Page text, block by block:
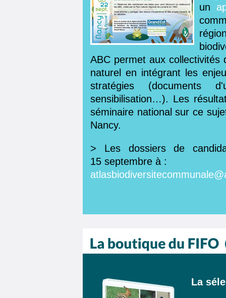
un
ABC permet aux collectivités
naturel en intégrant les
stratégies (documents
sensibilisation…). Les
séminaire national sur ce
Nancy.
> Les dossiers de
15 septembre à :
La